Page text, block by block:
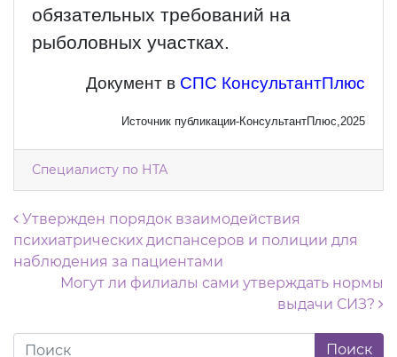
обязательных требований на
рыболовных участках.
Документ в СПС КонсультантПлюс
Источник публикации-КонсультантПлюс,2025
Специалисту по НТА
Навигация по записям
Утвержден порядок взаимодействия
психиатрических диспансеров и полиции для
наблюдения за пациентами
Могут ли филиалы сами утверждать нормы
выдачи СИЗ?